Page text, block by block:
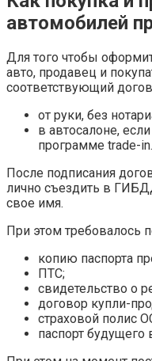
автомобилей
Для того чтобы
авто, продавец и
соответствующий
от руки, без
в автосалоне,
программе trade-in.
После подписания
лично съездить в
свое имя.
При этом требовалось
копию паспорта
ПТС;
свидетельство о
договор купли-
страховой полис
паспорт будущего